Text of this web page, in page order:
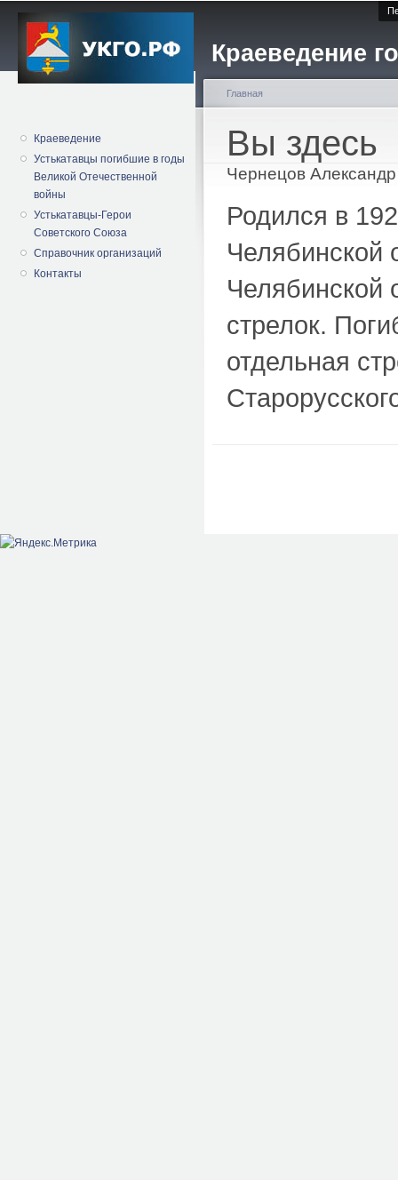
Краеведение
Краеведение
Устькатавцы погибшие в годы
Великой Отечественной
войны
Устькатавцы-Герои
Советского Союза
Справочник организаций
Контакты
Вы здесь
Главная
Чернецов
Родился в
Челябинской
Челябинской
стрелок.
отдельная